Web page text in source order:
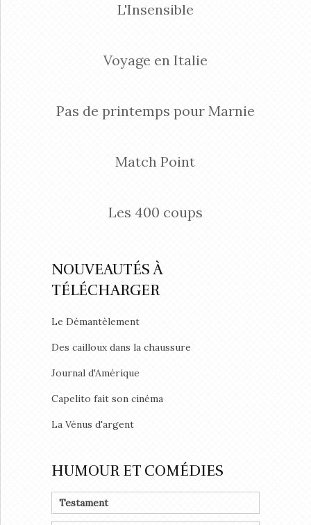
L'Insensible
Voyage en Italie
Pas de printemps pour Marnie
Match Point
Les 400 coups
NOUVEAUTÉS À
TÉLÉCHARGER
Le Démantèlement
Des cailloux dans la chaussure
Journal d'Amérique
Capelito fait son cinéma
La Vénus d'argent
HUMOUR ET COMÉDIES
Testament